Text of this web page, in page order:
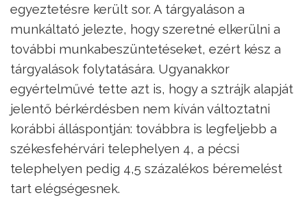
egyeztetésre került sor. A tárgyaláson a
munkáltató jelezte, hogy szeretné elkerülni a
további munkabeszüntetéseket, ezért kész a
tárgyalások folytatására. Ugyanakkor
egyértelművé tette azt is, hogy a sztrájk alapját
jelentő bérkérdésben nem kíván változtatni
korábbi álláspontján: továbbra is legfeljebb a
székesfehérvári telephelyen 4, a pécsi
telephelyen pedig 4,5 százalékos béremelést
tart elégségesnek.